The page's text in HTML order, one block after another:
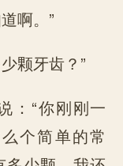
啊。”
颗牙齿？”
：“你刚刚一
个简单的常